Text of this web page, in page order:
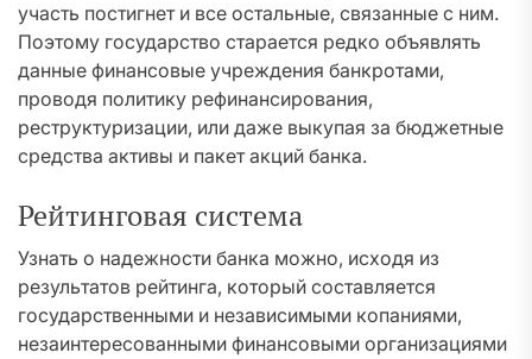
участь постигнет и все остальные, связанные с ним.
Поэтому государство старается редко объявлять
данные финансовые учреждения банкротами,
проводя политику рефинансирования,
реструктуризации, или даже выкупая за бюджетные
средства активы и пакет акций банка.
Рейтинговая система
Узнать о надежности банка можно, исходя из
результатов рейтинга, который составляется
государственными и независимыми копаниями,
незаинтересованными финансовыми организациями